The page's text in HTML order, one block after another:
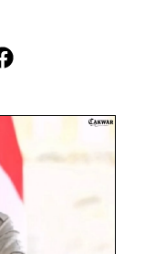
Baterai Apple Watch Cepat Boros? Ini Penyebab dan Cara Mengatasinya
HP Huawei Cepat Panas? Ini Penyebab Utama dan Cara Mengatasinya
HP Realme Kena Air Tidak Bisa Dicas? Jangan Langsung Charge, Ini Solusinya